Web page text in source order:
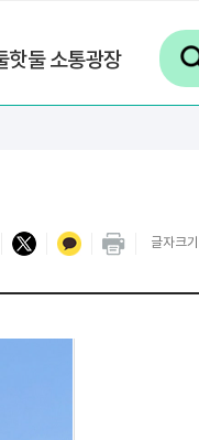
핫둘 소통광장
글자크기